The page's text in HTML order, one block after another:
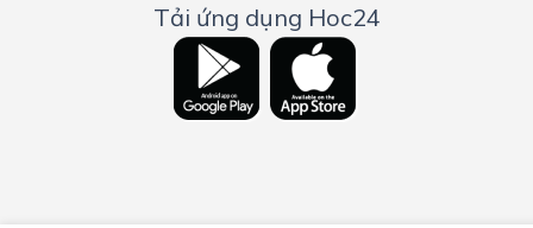
Tải ứng dụng Hoc24